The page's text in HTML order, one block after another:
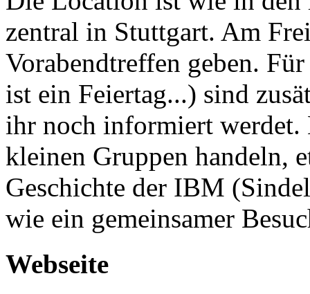
zentral in Stuttgart. Am
Vorabendtreffen geben.
ist ein Feiertag...) sind
ihr noch informiert werdet.
kleinen Gruppen handeln,
Geschichte der IBM
wie ein gemeinsamer
Webseite